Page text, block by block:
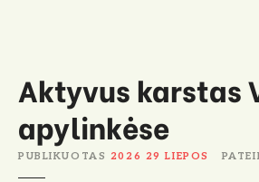
Aktyvus karstas
apylinkėse
PUBLIKUOTAS 2026 29 LIEPOS